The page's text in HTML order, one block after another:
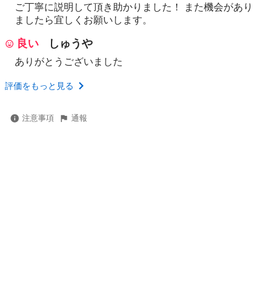
ご丁寧に説明して頂き助かりました！ また機会があり
ましたら宜しくお願いします。
良い しゅうや
ありがとうございました
評価をもっと見る
注意事項 通報